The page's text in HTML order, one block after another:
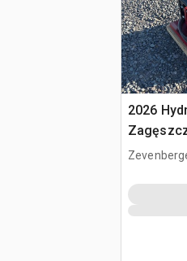
2026
(Unused)